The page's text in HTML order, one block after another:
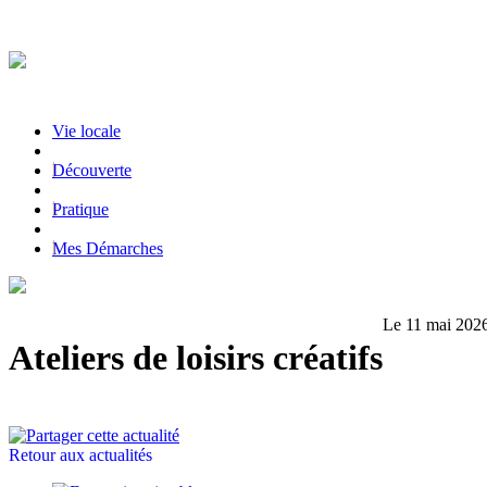
Vie locale
|Découverte
|Pratique
|Mes Démarches
Ateliers de loisirs créatifs
Le 11 mai
Retour aux actualités